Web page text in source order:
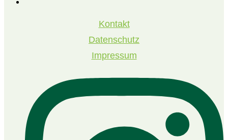
Kontakt
Datenschutz
Impressum